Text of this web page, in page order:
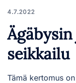
4.7.2022
seikkailu
Tämä kertomus